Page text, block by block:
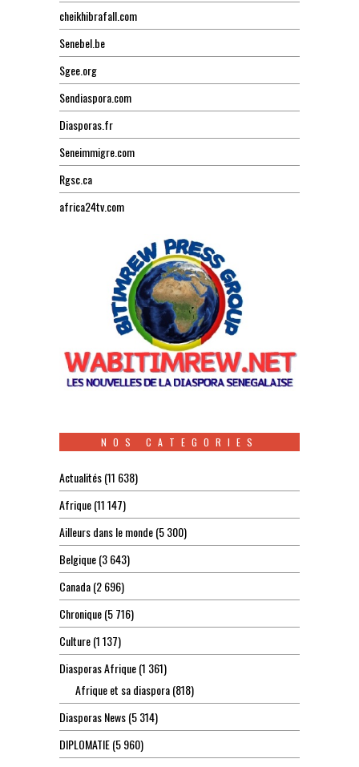
cheikhibrafall.com
Senebel.be
Sgee.org
Sendiaspora.com
Diasporas.fr
Seneimmigre.com
Rgsc.ca
africa24tv.com
NOS CATEGORIES
Actualités(11 638)
Afrique(11 147)
Ailleurs dans le monde(5 300)
Belgique(3 643)
Canada(2 696)
Chronique(5 716)
Culture(1 137)
Diasporas Afrique(1 361)
Afrique et sa diaspora(818)
Diasporas News(5 314)
DIPLOMATIE(5 960)